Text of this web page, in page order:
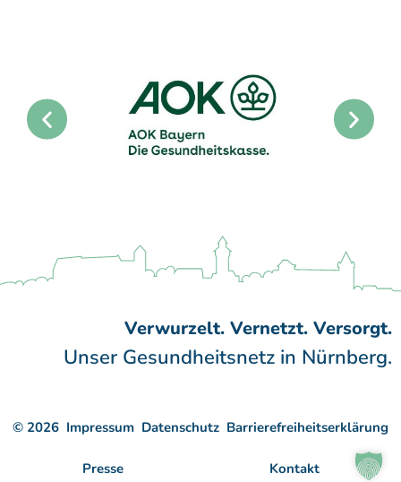
Verwurzelt. Vernetzt. Versorgt.
Unser Gesundheitsnetz in Nürnberg.
© 2026 Impressum Datenschutz Barrierefreiheitserklärung
Presse Kontakt